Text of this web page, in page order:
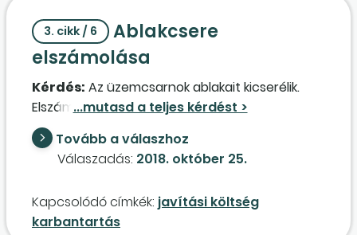
3. cikk / 6
Ablakcsere
elszámolása
Kérdés: Az üzemcsarnok ablakait kicserélik.
Elszámolható ez felújításként?
Tovább a válaszhoz
Válaszadás: 2018. október 25.
Kapcsolódó címkék: javítási költség
karbantartás